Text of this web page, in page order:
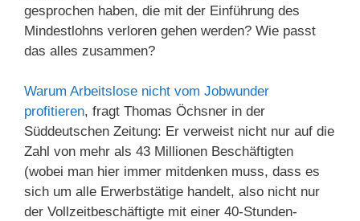
gesprochen haben, die mit der Einführung des
Mindestlohns verloren gehen werden? Wie passt
das alles zusammen?
Warum Arbeitslose nicht vom Jobwunder
profitieren, fragt Thomas Öchsner in der
Süddeutschen Zeitung: Er verweist nicht nur auf die
Zahl von mehr als 43 Millionen Beschäftigten
(wobei man hier immer mitdenken muss, dass es
sich um alle Erwerbstätige handelt, also nicht nur
der Vollzeitbeschäftigte mit einer 40-Stunden-